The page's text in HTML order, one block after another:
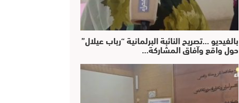
بالفيديو …تصريح النائبة البرلمانية “رباب عيلال”
حول واقع وآفاق المشاركة…